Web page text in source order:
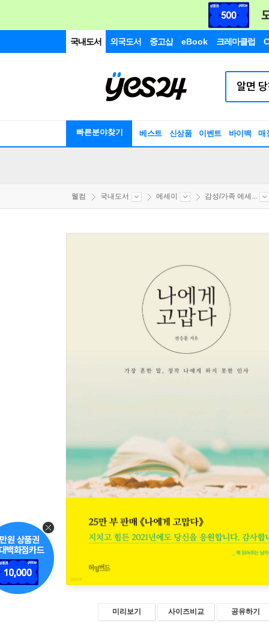
국내도서 외국도서 중고샵 eBook 크레마클럽
빠른분야찾기 베스트 신상품 이벤트 바이백 매
웰컴 국내도서 에세이 감성/가족 에세...
미리보기 사이즈비교 공유하기